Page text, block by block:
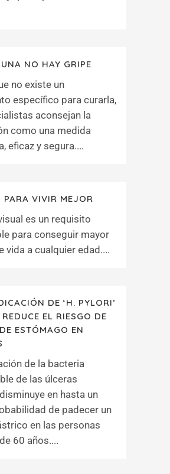
NO HAY GRIPE
no existe un
específico para curarla,
aconsejan la
como una medida
eficaz y segura....
PARA VIVIR MEJOR
es un requisito
para conseguir mayor
vida a cualquier edad....
DE ‘H. PYLORI’
EL RIESGO DE
ESTÓMAGO EN
de la bacteria
de las úlceras
en hasta un
de padecer un
en las personas
60 años....